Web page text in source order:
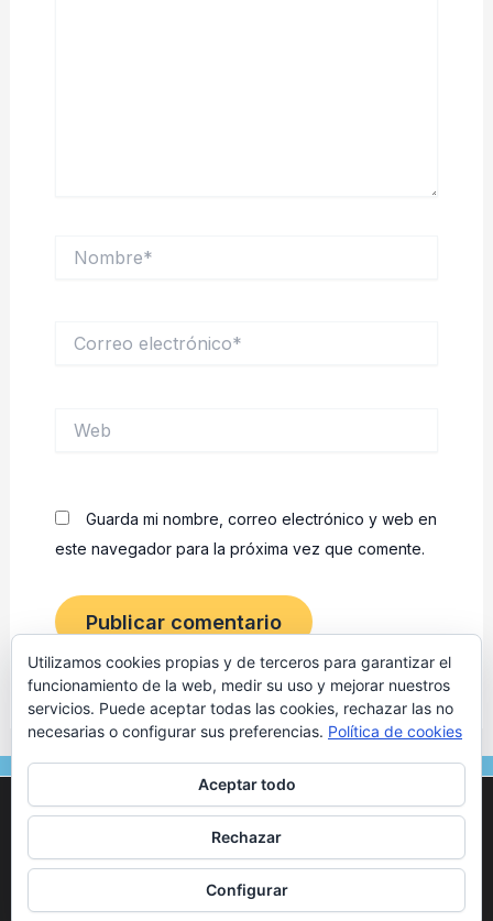
electrónico*
Guarda mi nombre, correo electrónico y web en
este navegador para la próxima vez que comente.
F
a
c
e
b
o
I
n
s
t
a
g
© 2024 Osteópata en Tarragona | Marc Vives. Todos los
derechos reservados. –Aviso legal–Politica de Privacidad
Politica de Cookies
Utilizamos cookies para ofrecerte la mejor experiencia en
nuestra web.
Puedes aprender más sobre qué cookies utilizamos o
desactivarlas en losajustes.
Utilizamos cookies propias y de terceros para garantizar el
funcionamiento de la web, medir su uso y mejorar nuestros
servicios. Puede aceptar todas las cookies, rechazar las no
necesarias o configurar sus preferencias. Política de cookies
Aceptar todo
Rechazar
Configurar